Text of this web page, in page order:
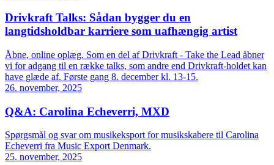
Drivkraft Talks: Sådan bygger du en
langtidsholdbar karriere som uafhængig artist
Åbne, online oplæg. Som en del af Drivkraft - Take the Lead åbner
vi for adgang til en række talks, som andre end Drivkraft-holdet kan
have glæde af. Første gang 8. december kl. 13-15.
26. november, 2025
Q&A: Carolina Echeverri, MXD
Spørgsmål og svar om musikeksport for musikskabere til Carolina
Echeverri fra Music Export Denmark.
25. november, 2025